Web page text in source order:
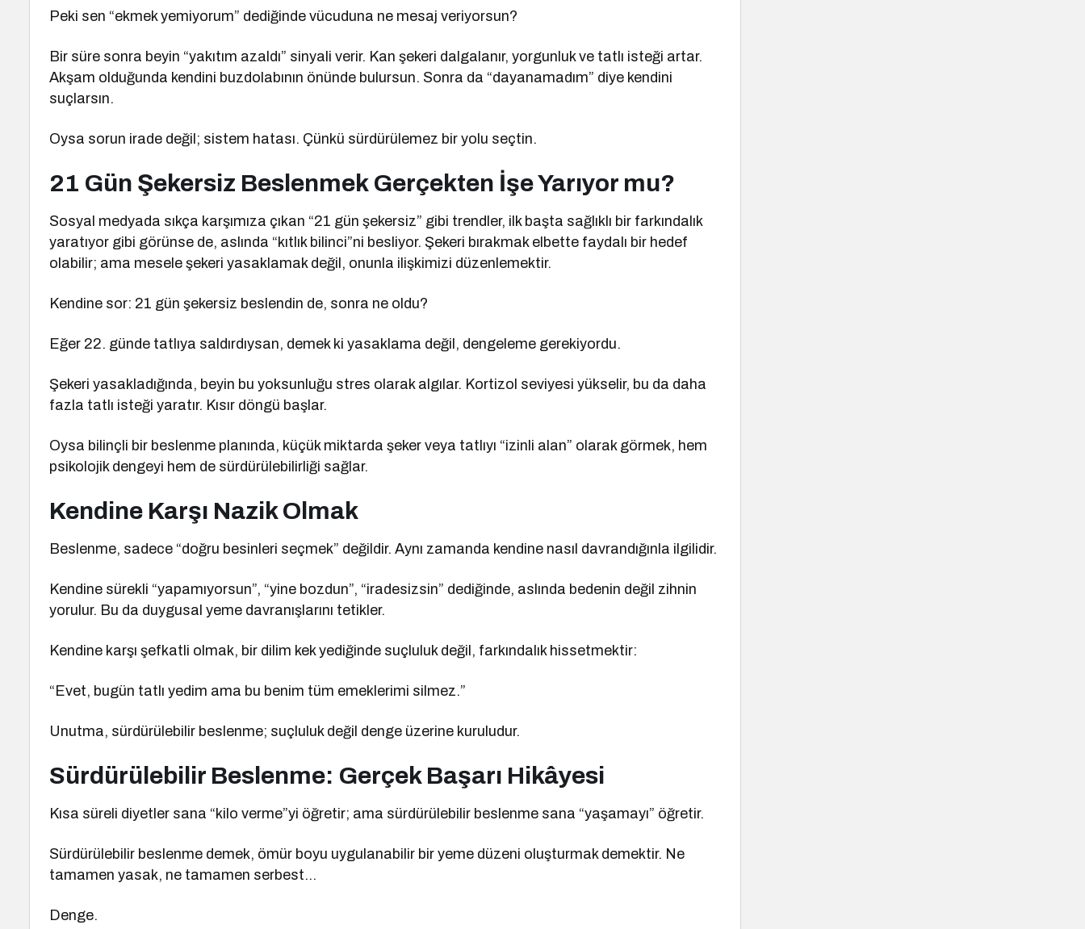
Peki sen “ekmek yemiyorum” dediğinde vücuduna ne mesaj veriyorsun?
Bir süre sonra beyin “yakıtım azaldı” sinyali verir. Kan şekeri dalgalanır, yorgunluk ve tatlı isteği artar.
Akşam olduğunda kendini buzdolabının önünde bulursun. Sonra da “dayanamadım” diye kendini
suçlarsın.
Oysa sorun irade değil; sistem hatası. Çünkü sürdürülemez bir yolu seçtin.
21 Gün Şekersiz Beslenmek Gerçekten İşe Yarıyor mu?
Sosyal medyada sıkça karşımıza çıkan “21 gün şekersiz” gibi trendler, ilk başta sağlıklı bir farkındalık
yaratıyor gibi görünse de, aslında “kıtlık bilinci”ni besliyor. Şekeri bırakmak elbette faydalı bir hedef
olabilir; ama mesele şekeri yasaklamak değil, onunla ilişkimizi düzenlemektir.
Kendine sor: 21 gün şekersiz beslendin de, sonra ne oldu?
Eğer 22. günde tatlıya saldırdıysan, demek ki yasaklama değil, dengeleme gerekiyordu.
Şekeri yasakladığında, beyin bu yoksunluğu stres olarak algılar. Kortizol seviyesi yükselir, bu da daha
fazla tatlı isteği yaratır. Kısır döngü başlar.
Oysa bilinçli bir beslenme planında, küçük miktarda şeker veya tatlıyı “izinli alan” olarak görmek, hem
psikolojik dengeyi hem de sürdürülebilirliği sağlar.
Kendine Karşı Nazik Olmak
Beslenme, sadece “doğru besinleri seçmek” değildir. Aynı zamanda kendine nasıl davrandığınla ilgilidir.
Kendine sürekli “yapamıyorsun”, “yine bozdun”, “iradesizsin” dediğinde, aslında bedenin değil zihnin
yorulur. Bu da duygusal yeme davranışlarını tetikler.
Kendine karşı şefkatli olmak, bir dilim kek yediğinde suçluluk değil, farkındalık hissetmektir:
“Evet, bugün tatlı yedim ama bu benim tüm emeklerimi silmez.”
Unutma, sürdürülebilir beslenme; suçluluk değil denge üzerine kuruludur.
Sürdürülebilir Beslenme: Gerçek Başarı Hikâyesi
Kısa süreli diyetler sana “kilo verme”yi öğretir; ama sürdürülebilir beslenme sana “yaşamayı” öğretir.
Sürdürülebilir beslenme demek, ömür boyu uygulanabilir bir yeme düzeni oluşturmak demektir. Ne
tamamen yasak, ne tamamen serbest…
Denge.